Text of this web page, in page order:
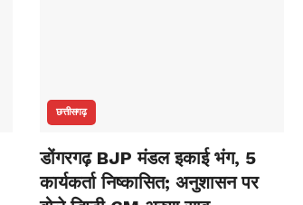
छत्तीसगढ़
डोंगरगढ़ BJP मंडल इकाई भंग, 5
कार्यकर्ता निष्कासित; अनुशासन पर